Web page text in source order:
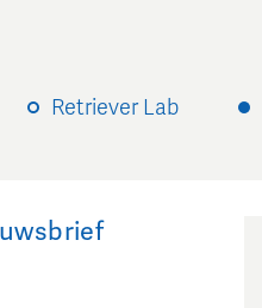
Retriever Lab